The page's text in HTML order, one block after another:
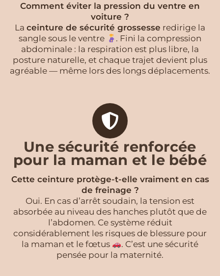
Comment éviter la pression du ventre en
voiture ?
La ceinture de sécurité grossesse redirige la
sangle sous le ventre
. Fini la compression
abdominale : la respiration est plus libre, la
posture naturelle, et chaque trajet devient plus
agréable — même lors des longs déplacements.
Une sécurité renforcée
pour la maman et le bébé
Cette ceinture protège-t-elle vraiment en cas
de freinage ?
Oui. En cas d’arrêt soudain, la tension est
absorbée au niveau des hanches plutôt que de
l’abdomen. Ce système réduit
considérablement les risques de blessure pour
la maman et le fœtus
. C’est une sécurité
pensée pour la maternité.